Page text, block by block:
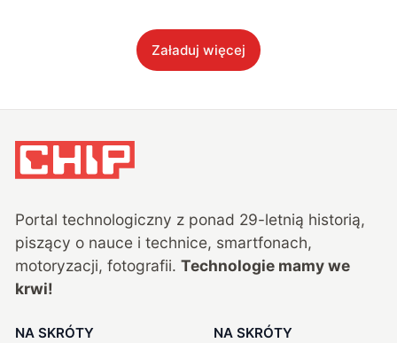
Załaduj więcej
Portal technologiczny z ponad 29-letnią historią,
piszący o nauce i technice, smartfonach,
motoryzacji, fotografii. Technologie mamy we
krwi!
NA SKRÓTY NA SKRÓTY